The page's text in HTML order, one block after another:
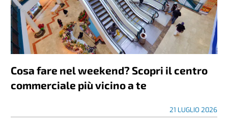
Cosa fare nel weekend? Scopri il centro
commerciale più vicino a te
21 LUGLIO 2026